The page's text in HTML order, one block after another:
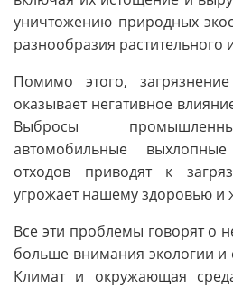
уничтожению природных
разнообразия растительного
Помимо этого,
оказывает негативное
Выбросы
автомобильные
отходов приводят к
угрожает нашему здоровью и
Все эти проблемы говорят о
больше внимания экологии
Климат и окружающая